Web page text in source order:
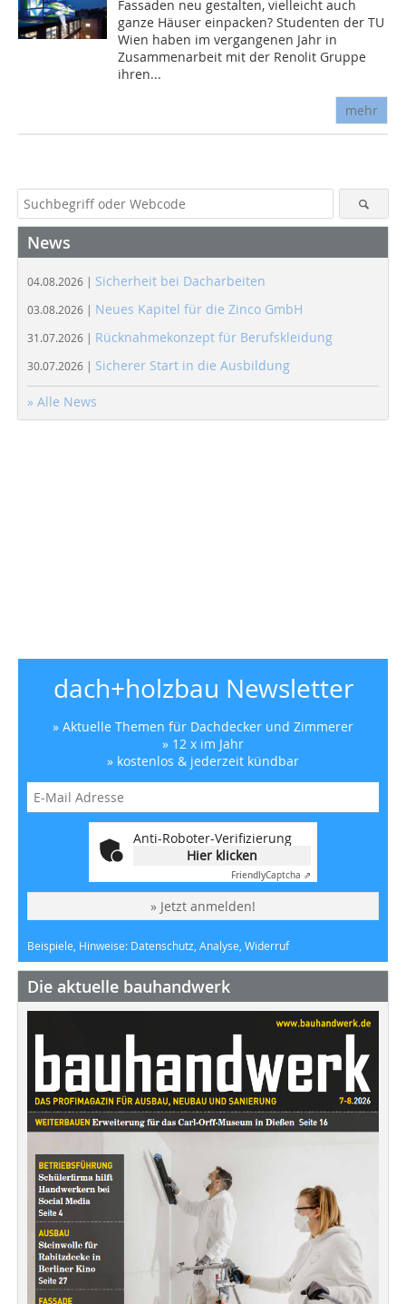
Fassaden neu gestalten, vielleicht auch
ganze Häuser einpacken? Studenten der TU
Wien haben im vergangenen Jahr in
Zusammenarbeit mit der Renolit Gruppe
ihren...
mehr
News
04.08.2026 | Sicherheit bei Dacharbeiten
03.08.2026 | Neues Kapitel für die Zinco GmbH
31.07.2026 | Rücknahmekonzept für Berufskleidung
30.07.2026 | Sicherer Start in die Ausbildung
» Alle News
dach+holzbau Newsletter
» Aktuelle Themen für Dachdecker und Zimmerer
» 12 x im Jahr
» kostenlos & jederzeit kündbar
Anti-Roboter-Verifizierung
Hier klicken
FriendlyCaptcha ⇗
» Jetzt anmelden!
Beispiele, Hinweise: Datenschutz, Analyse, Widerruf
Die aktuelle bauhandwerk